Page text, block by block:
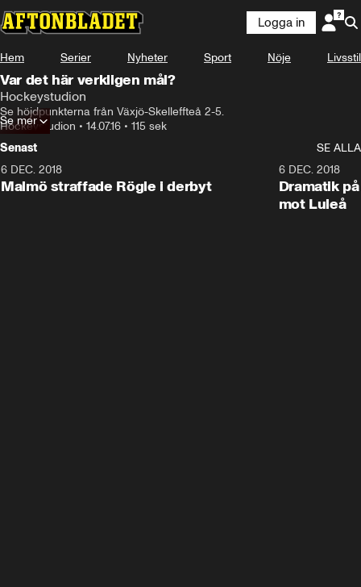
Logga in
Hem Serier Nyheter Sport Nöje Livsstil
Var det här verkligen mål?
Hockeystudion
Se höjdpunkterna från Växjö-Skelleffteå 2-5.
Hockeystudion • 14.07.16 • 115 sek
Se mer
Senast
SE ALLA
6 DEC. 2018
Malmö straffade Rögle i derbyt
6 DEC. 2018
Dramatik
mot Luleå